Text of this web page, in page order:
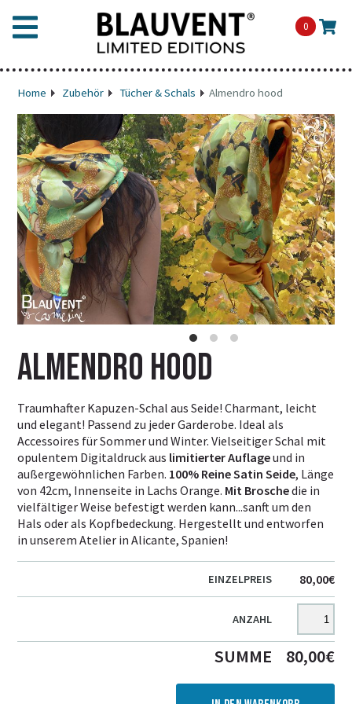
0
Home Zubehör Tücher & Schals Almendro hood
Almendro hood
Traumhafter Kapuzen-Schal aus Seide! Charmant, leicht
und elegant! Passend zu jeder Garderobe. Ideal als
Accessoires für Sommer und Winter. Vielseitiger Schal mit
opulentem Digitaldruck aus limitierter Auflageund in
außergewöhnlichen Farben. 100% Reine Satin Seide, Länge
von 42cm, Innenseite in Lachs Orange. Mit Broschedie in
vielfältiger Weise befestigt werden kann...sanft um den
Hals oder als Kopfbedeckung. Hergestellt und entworfen
in unserem Atelier in Alicante, Spanien!
EINZELPREIS 80,00€
ANZAHL
SUMME 80,00€